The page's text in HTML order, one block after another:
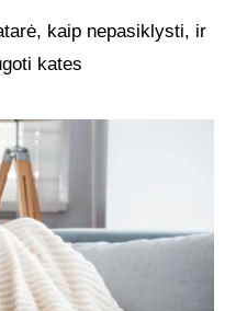
kaip nepasiklysti, ir
kates